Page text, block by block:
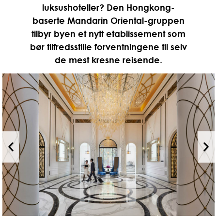
luksushoteller? Den Hongkong-
baserte Mandarin Oriental-gruppen
tilbyr byen et nytt etablissement som
bør tilfredsstille forventningene til selv
de mest kresne reisende.